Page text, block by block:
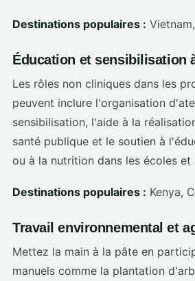
Destinations populaires :
Éducation et sensibilisation
Les rôles non cliniques dans les
peuvent inclure l'organisation
sensibilisation, l'aide à la
santé publique et le soutien à
ou à la nutrition dans les écoles et
Destinations populaires : Kenya,
Travail environnemental et
Mettez la main à la pâte en
manuels comme la plantation